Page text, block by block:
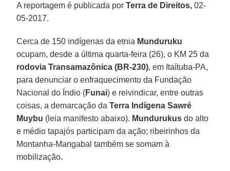
A reportagem é publicada porTerra de Direitos, 02-
05-2017.
Cerca de 150 indígenas da etnia Munduruku
ocupam, desde a última quarta-feira (26), o KM 25 da
rodovia Transamazônica (BR-230), em Itaítuba-PA,
para denunciar o enfraquecimento da Fundação
Nacional do Índio (Funai) e reivindicar, entre outras
coisas, a demarcação da Terra Indígena Sawré
Muybu (leia manifesto abaixo). Mundurukus do alto
e médio tapajós participam da ação; ribeirinhos da
Montanha-Mangabal também se somam à
mobilização.